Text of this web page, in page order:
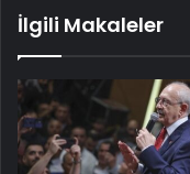
İlgili Makaleler